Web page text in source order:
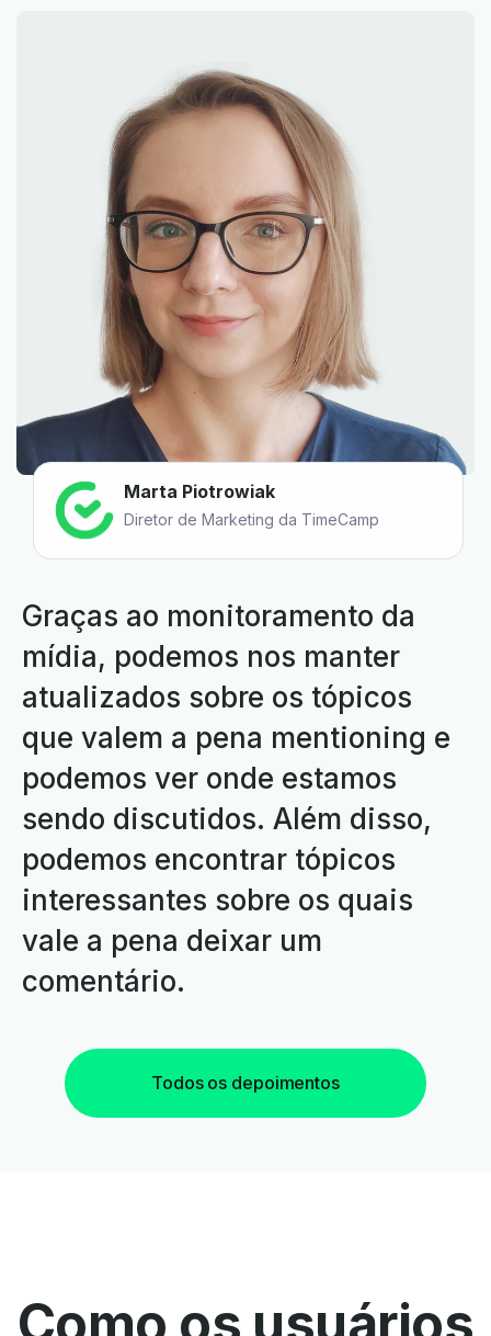
Marta Piotrowiak
Diretor de Marketing da TimeCamp
Graças ao monitoramento da
mídia, podemos nos manter
atualizados sobre os tópicos
que valem a pena mentioning e
podemos ver onde estamos
sendo discutidos. Além disso,
podemos encontrar tópicos
interessantes sobre os quais
vale a pena deixar um
comentário.
Todos os depoimentos